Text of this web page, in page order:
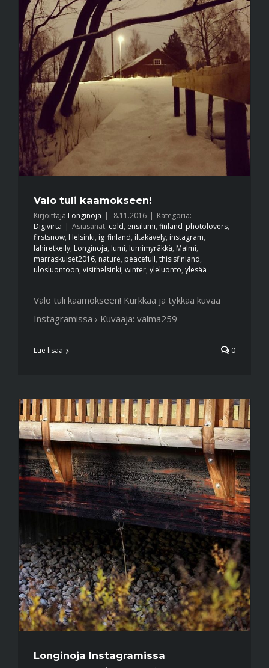
Valo tuli kaamokseen!
Kirjoittaja Longinoja 8.11.2016
Kategoria:
Digivirta
Asiasanat: cold, ensilumi, finland_photolovers,
firstsnow, Helsinki, ig_finland, iltakävely, instagram,
lähiretkeily, Longinoja, lumi, lumimyräkkä, Malmi,
marraskuiset2016, nature, peacefull, thisisfinland,
ulosluontoon, visithelsinki, winter, yleluonto, ylesää
Valo tuli kaamokseen! Kurkkaa ja tykkää kuvaa
Instagramissa › Kuvaaja: valma259
Lue lisää 0
Longinoja Instagramissa